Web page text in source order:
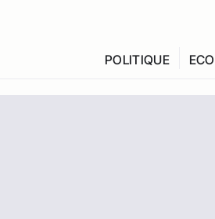
POLITIQUE